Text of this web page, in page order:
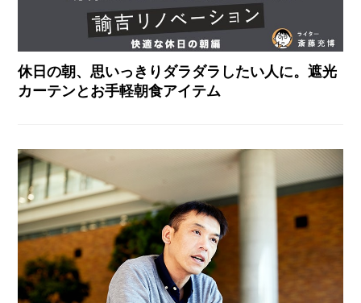
休日の朝、思いっきりダラダラしたい人に。遮光
カーテンとお手軽朝食アイテム